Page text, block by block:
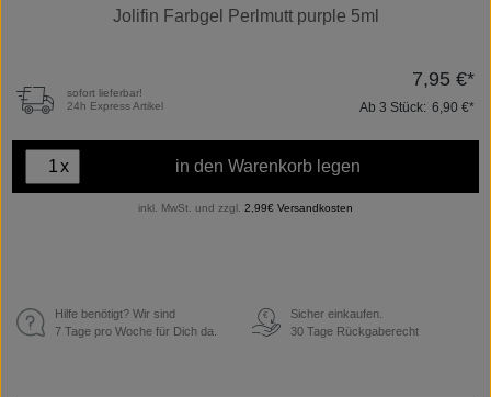
Jolifin Farbgel Perlmutt purple 5ml
sofort lieferbar!
24h Express Artikel
7,95 €*
Ab 3 Stück: 6,90 €*
x in den Warenkorb legen
inkl. MwSt. und zzgl. 2,99€ Versandkosten
Hilfe benötigt? Wir sind
7 Tage pro Woche für Dich da.
€
Sicher einkaufen.
30 Tage Rückgaberecht